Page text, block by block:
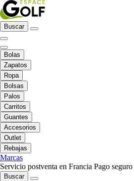
Buscar
Bolas
Zapatos
Ropa
Bolsas
Palos
Carritos
Guantes
Accesorios
Outlet
Rebajas
Marcas
Servicio postventa en Francia Pago seguro
Buscar